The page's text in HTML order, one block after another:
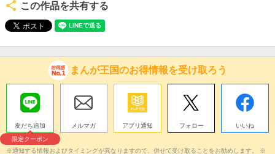
この作品を共有する
まんが王国のお得情報を受け取ろう
友だち追加
限定クーポン
メルマガ アプリ通知 フォロー いいね
※通知する情報およびタイミングが異なりますので、併せて受け取ることをお勧めします。 ※